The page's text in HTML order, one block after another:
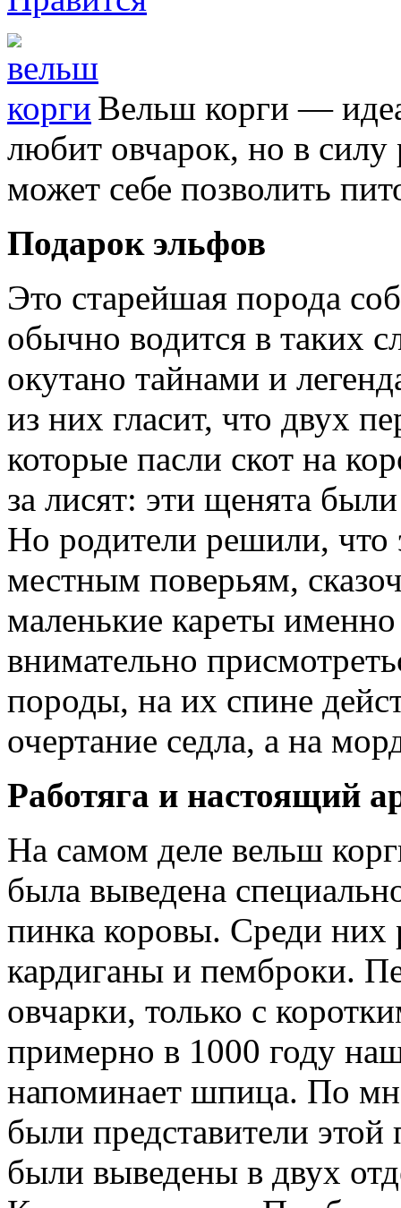
Вельш корги —
любит овчарок, но в силу
может себе позволить
Подарок эльфов
Это старейшая порода
обычно водится в таких
окутано тайнами и
из них гласит, что двух
которые пасли скот на
за лисят: эти щенята
Но родители решили, что
местным поверьям,
маленькие кареты
внимательно
породы, на их спине
очертание седла, а на
Работяга и настоящий
На самом деле вельш
была выведена
пинка коровы. Среди них
кардиганы и пемброки.
овчарки, только с
примерно в 1000 году
напоминает шпица. По
были представители
были выведены в двух